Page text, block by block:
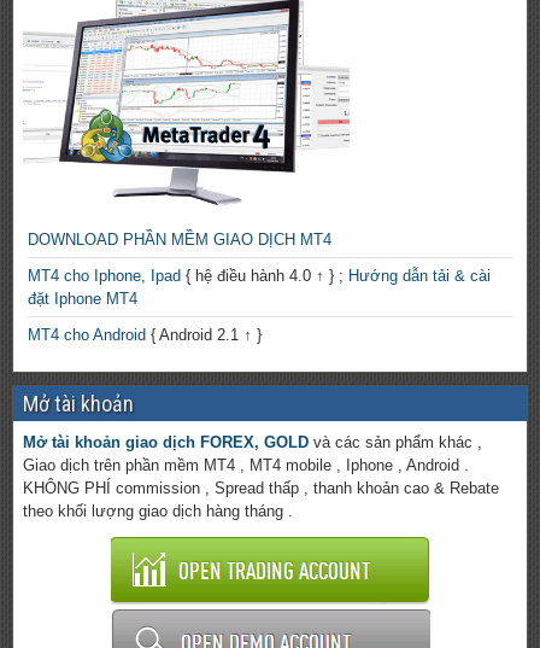
DOWNLOAD PHẦN MỀM GIAO DỊCH MT4
MT4 cho Iphone, Ipad { hệ điều hành 4.0 ↑ } ; Hướng dẫn tải & cài
đặt Iphone MT4
MT4 cho Android { Android 2.1 ↑ }
Mở tài khoản
Mở tài khoản giao dịch FOREX, GOLD và các sản phẩm khác ,
Giao dịch trên phần mềm MT4 , MT4 mobile , Iphone , Android .
KHÔNG PHÍ commission , Spread thấp , thanh khoản cao & Rebate
theo khối lượng giao dịch hàng tháng .